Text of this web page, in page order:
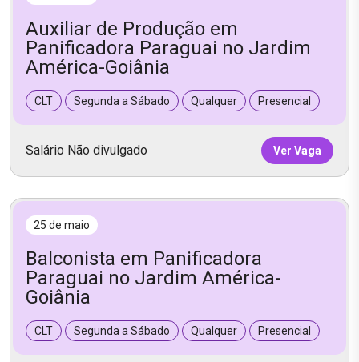
Auxiliar de Produção em
Panificadora Paraguai no Jardim
América-Goiânia
CLT Segunda a Sábado Qualquer Presencial
Salário Não divulgado Ver Vaga
25 de maio
Balconista em Panificadora
Paraguai no Jardim América-
Goiânia
CLT Segunda a Sábado Qualquer Presencial